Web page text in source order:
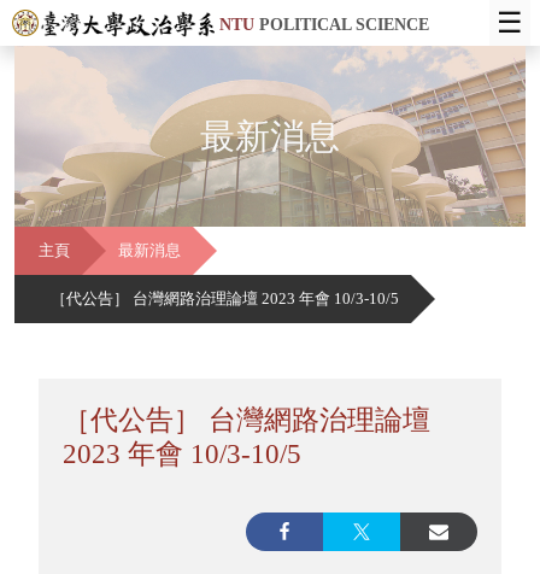
NTUPOLITICAL SCIENCE ☰
最新消息
主頁 最新消息
［代公告］ 台灣網路治理論壇 2023 年會 10/3-10/5
［代公告］ 台灣網路治理論壇
2023 年會 10/3-10/5